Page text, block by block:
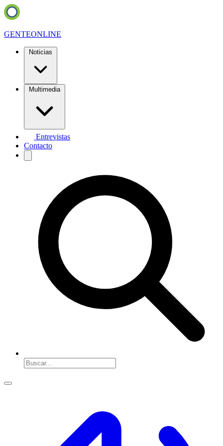
GENTEONLINE
Noticias
Multimedia
Entrevistas
Contacto